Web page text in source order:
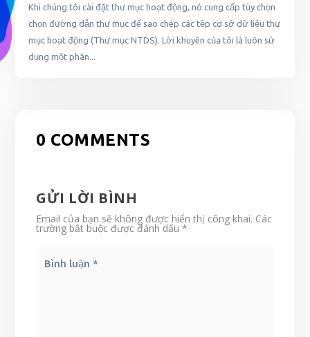
Khi chúng tôi cài đặt thư mục hoạt động, nó cung cấp tùy chọn
chọn đường dẫn thư mục để sao chép các tệp cơ sở dữ liệu thư
mục hoạt động (Thư mục NTDS). Lời khuyên của tôi là luôn sử
dụng một phân...
0 COMMENTS
GỬI LỜI BÌNH
Email của bạn sẽ không được hiển thị công khai. Các
trường bắt buộc được đánh dấu*